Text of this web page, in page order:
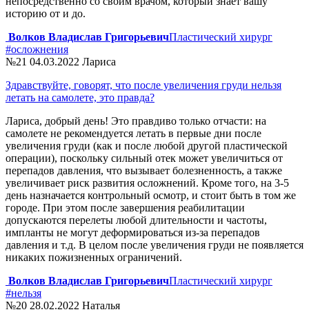
историю от и до.
Волков Владислав ГригорьевичПластический хирург
#осложнения
№21 04.03.2022 Лариса
Здравствуйте, говорят, что после увеличения груди нельзя
летать на самолете, это правда?
Лариса, добрый день! Это правдиво только отчасти: на
самолете не рекомендуется летать в первые дни после
увеличения груди (как и после любой другой пластической
операции), поскольку сильный отек может увеличиться от
перепадов давления, что вызывает болезненность, а также
увеличивает риск развития осложнений. Кроме того, на 3-5
день назначается контрольный осмотр, и стоит быть в том же
городе. При этом после завершения реабилитации
допускаются перелеты любой длительности и частоты,
импланты не могут деформироваться из-за перепадов
давления и т.д. В целом после увеличения груди не появляется
никаких пожизненных ограничений.
Волков Владислав ГригорьевичПластический хирург
#нельзя
№20 28.02.2022 Наталья